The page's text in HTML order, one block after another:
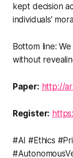
kept decision
individuals’
Bottom line:
without
Paper: http://
Register:
#AI #Ethics